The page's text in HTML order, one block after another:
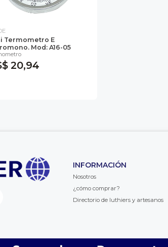
Termometro E
Mod: A16-05
20,94
INFORMACIÓN
Nosotros
¿cómo comprar?
Directorio de luthiers y artesanos